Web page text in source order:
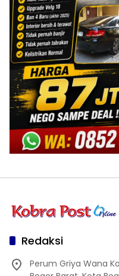
Redaksi
Perum Griya Wana